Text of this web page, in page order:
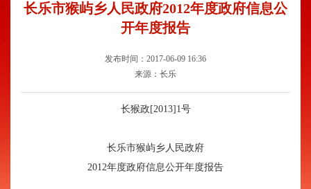
长乐市猴屿乡人民政府2012年度政府信息公
开年度报告
发布时间：2017-06-09 16:36
来源：长乐
长猴政[2013]1号
长乐市猴屿乡人民政府
2012年度政府信息公开年度报告